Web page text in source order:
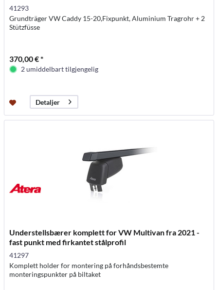
41293
Grundträger VW Caddy 15-20,Fixpunkt, Aluminium Tragrohr + 2
Stützfüsse
370,00 € *
2 umiddelbart tilgjengelig
Detaljer
Understellsbærer komplett for VW Multivan fra 2021 -
fast punkt med firkantet stålprofil
41297
Komplett holder for montering på forhåndsbestemte
monteringspunkter på biltaket